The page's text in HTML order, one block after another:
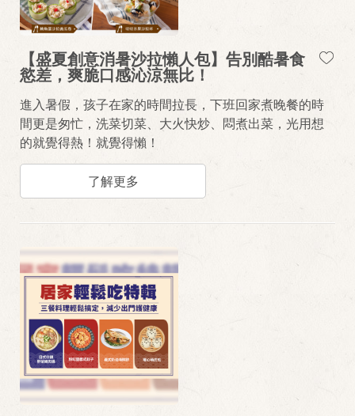
【盛夏創意消暑沙拉懶人包】告別酷暑食
慾差，爽脆口感沁涼無比！
進入暑假，孩子在家的時間拉長，下班回家煮晚餐的時
間更是匆忙，洗菜切菜、大火快炒、悶煮出菜，光用想
的就覺得熱！就覺得懶！
了解更多